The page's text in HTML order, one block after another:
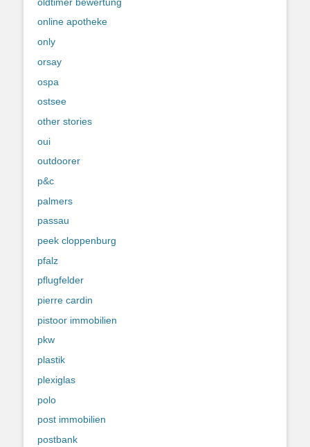
online apotheke
only
orsay
ospa
ostsee
other stories
oui
outdoorer
p&c
palmers
passau
peek cloppenburg
pfalz
pflugfelder
pierre cardin
pistoor immobilien
pkw
plastik
plexiglas
polo
post immobilien
postbank